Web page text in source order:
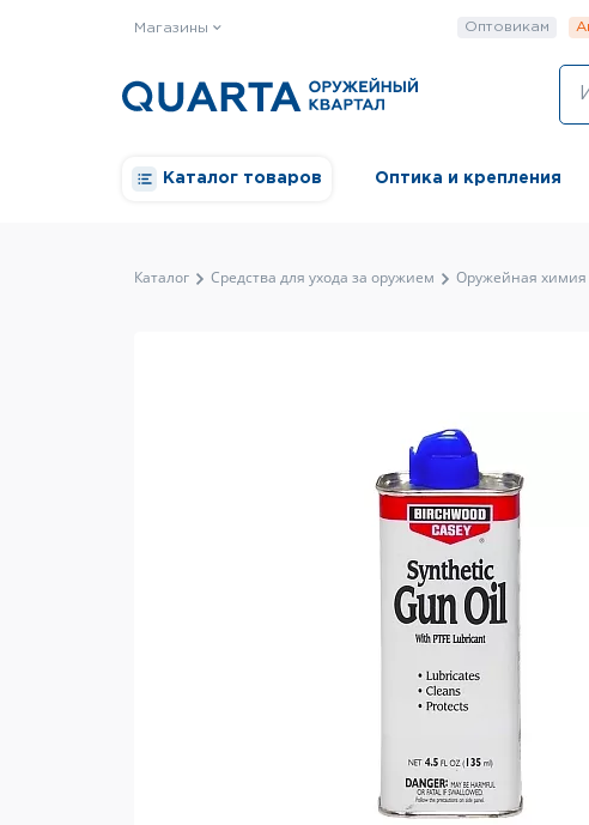
Магазины Оптовикам
Каталог товаров Оптика и крепления
Каталог Средства для ухода за оружием Оружейная химия